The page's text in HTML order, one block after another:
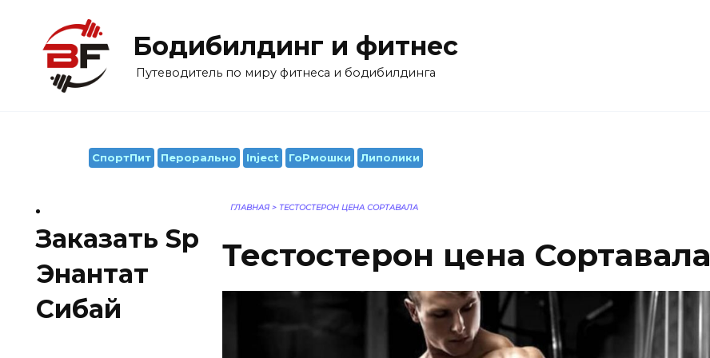
содержанию
Бодибилдинг и фитнес
Путеводитель по миру фитнеса и бодибилдинга
СпортПит Перорально Inject ГоРмошки Липолики
ГЛАВНАЯ > ТЕСТОСТЕРОН ЦЕНА СОРТАВАЛА
Тестостерон цена Сортавала
Заказать Sp
Энантат
Сибай